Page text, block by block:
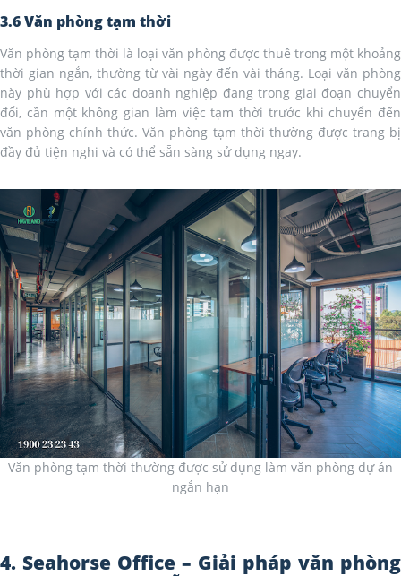
3.6 Văn phòng tạm thời
Văn phòng tạm thời là loại văn phòng được thuê trong một khoảng
thời gian ngắn, thường từ vài ngày đến vài tháng. Loại văn phòng
này phù hợp với các doanh nghiệp đang trong giai đoạn chuyển
đổi, cần một không gian làm việc tạm thời trước khi chuyển đến
văn phòng chính thức. Văn phòng tạm thời thường được trang bị
đầy đủ tiện nghi và có thể sẵn sàng sử dụng ngay.
Văn phòng tạm thời thường được sử dụng làm văn phòng dự án
ngắn hạn
4. Seahorse Office – Giải pháp văn phòng